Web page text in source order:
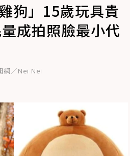
狗」15歲玩具貴
成拍照臉最小代
網／Nei Nei